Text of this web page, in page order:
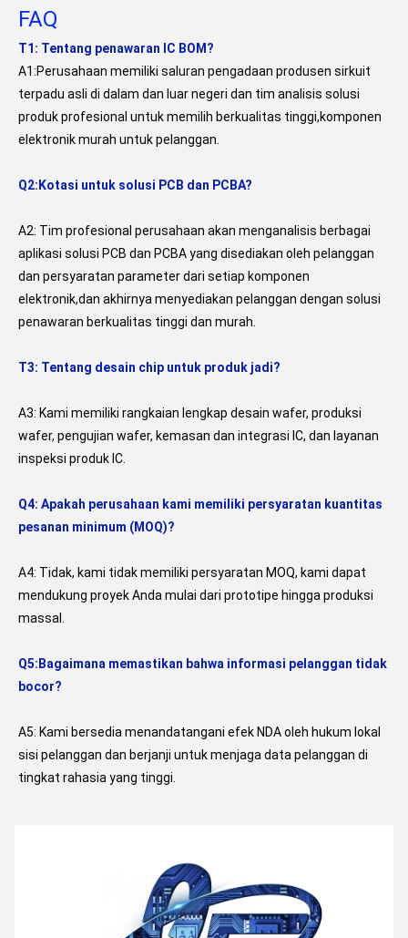
FAQ
T1: Tentang penawaran IC BOM?
A1:Perusahaan memiliki saluran pengadaan produsen sirkuit
terpadu asli di dalam dan luar negeri dan tim analisis solusi
produk profesional untuk memilih berkualitas tinggi,komponen
elektronik murah untuk pelanggan.
Q2:Kotasi untuk solusi PCB dan PCBA?
A2: Tim profesional perusahaan akan menganalisis berbagai
aplikasi solusi PCB dan PCBA yang disediakan oleh pelanggan
dan persyaratan parameter dari setiap komponen
elektronik,dan akhirnya menyediakan pelanggan dengan solusi
penawaran berkualitas tinggi dan murah.
T3: Tentang desain chip untuk produk jadi?
A3: Kami memiliki rangkaian lengkap desain wafer, produksi
wafer, pengujian wafer, kemasan dan integrasi IC, dan layanan
inspeksi produk IC.
Q4: Apakah perusahaan kami memiliki persyaratan kuantitas
pesanan minimum (MOQ)?
A4: Tidak, kami tidak memiliki persyaratan MOQ, kami dapat
mendukung proyek Anda mulai dari prototipe hingga produksi
massal.
Q5:Bagaimana memastikan bahwa informasi pelanggan tidak
bocor?
A5: Kami bersedia menandatangani efek NDA oleh hukum lokal
sisi pelanggan dan berjanji untuk menjaga data pelanggan di
tingkat rahasia yang tinggi.